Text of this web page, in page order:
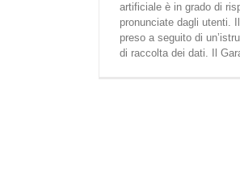
artificiale è in grado di
pronunciate dagli utenti.
preso a seguito di
di raccolta dei dati. Il